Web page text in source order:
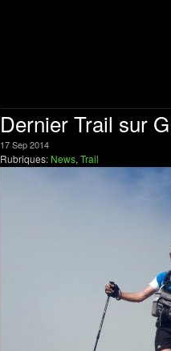
Dernier Trail sur
17Sep2014
Rubriques: News, Trail